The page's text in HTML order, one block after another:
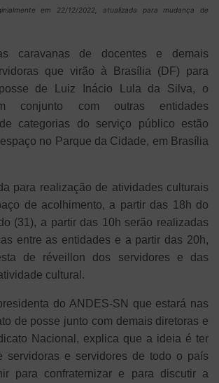
em 22/12/2022, atualizada para mudança de
caravanas de docentes e demais
que virão à Brasília (DF) para
de Luiz Inácio Lula da Silva, o
conjunto com outras entidades
categorias do serviço público estão
no Parque da Cidade, em Brasília
para realização de atividades culturais
de acolhimento, a partir das 18h do
(31), a partir das 10h serão realizadas
entre as entidades e a partir das 20h,
de réveillon dos servidores e das
cultural.
do ANDES-SN que estará nas
de posse junto com demais diretoras e
Nacional, explica que a ideia é ter
servidoras e servidores de todo o país
para confraternizar e para discutir a